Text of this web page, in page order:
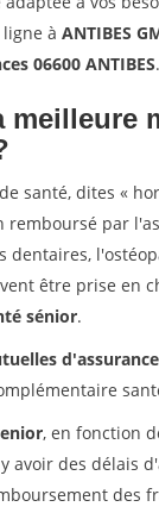
à ANTIBES
06600 ANTIBES.
meilleure
santé, dites «
remboursé par
dentaires,
être prise en
sénior.
, en fonction
avoir des délais
des